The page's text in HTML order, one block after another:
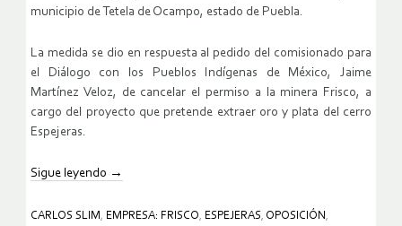
municipio de Tetela de Ocampo, estado de Puebla.
La medida se dio en respuesta al pedido del comisionado para
el Diálogo con los Pueblos Indígenas de México, Jaime
Martínez Veloz, de cancelar el permiso a la minera Frisco, a
cargo del proyecto que pretende extraer oro y plata del cerro
Espejeras.
Sigue leyendo →
CARLOS SLIM , EMPRESA: FRISCO, ESPEJERAS, OPOSICIÓN ,